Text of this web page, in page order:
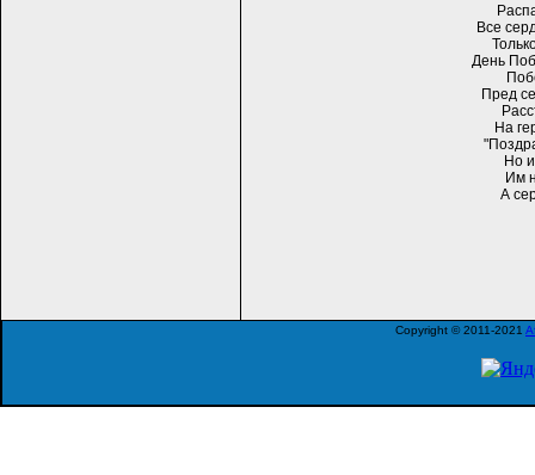
Все
День
Пред
На
Но
Им
А
Copyright © 2011-2021